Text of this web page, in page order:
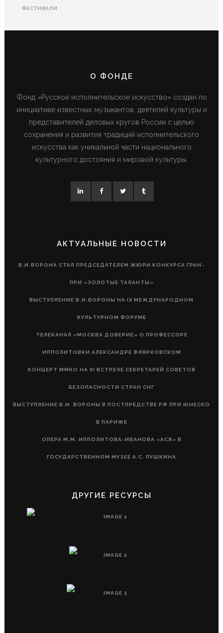
ФЕСТИВАЛИ
О ФОНДЕ
Фонд «Русское исполнительское искусство» создан по
инициативе известных музыкантов, деятелей культуры и
представителей деловых кругов России с целью
сохранения и развития традиций исполнительского
искусства как уникальной части национального
культурного достояния и мировой культуры.
АКТУАЛЬНЫЕ НОВОСТИ
В.И.ВОРОНА СТАЛ ПРЕДСЕДАТЕЛЕМ ЖЮРИ КОНКУРСА ГРАН-
ПРИ «ЗОЛОТЫЕ ТАЛАНТЫ»
ВЫСТУПЛЕНИЕ В.И.ВОРОНЫ НА IX МЕЖДУНАРОДНОМ
КУЛЬТУРНОМ ФОРУМЕ
ТЕЛЕКАНАЛ «МОСКВА ДОВЕРИЕ» О ПРОФЕССОРЕ
ИППОЛИТОВКИ АЛЕКСАНДРЕ ФЛЯРКОВСКОМ
КОНЦЕРТ ММКО НА XI ВСТРЕЧЕ СЕКРЕТАРЕЙ СОВЕТОВ
БЕЗОПАСНОСТИ СТРАН СНГ
ВЫСТУПЛЕНИЕ В.И. ВОРОНЫ В ПОСТПРЕДСТВЕ РФ ПРИ ЮНЕСКО
В ПАРИЖЕ
ОПЕРА М.М. ИППОЛИТОВА-ИВАНОВА «АСЯ» В
ГОСУДАРСТВЕННОМ МУЗЕЕ А.С. ПУШКИНА
ДРУГИЕ РЕСУРСЫ